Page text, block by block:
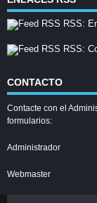
RSS:
RSS:
CONTACTO
Contacte con el
formularios:
Administrador
Webmaster